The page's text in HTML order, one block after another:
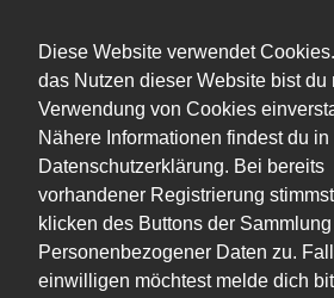
Diese Website verwendet
das Nutzen dieser Website bist du
Verwendung von Cookies
Nähere Informationen findest du in
Datenschutzerklärung. Bei bereits
vorhandener Registrierung
klicken des Buttons der Sammlung
Personenbezogener Daten zu.
einwilligen möchtest melde dich